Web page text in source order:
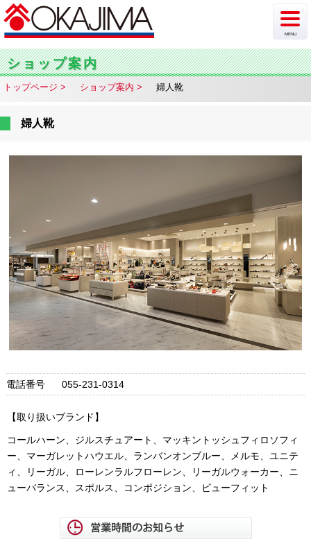
MENU
新着情報
イベント
チラシ・カタログ
ショップ案内
駐車場情報
アクセス
ショップ案内
トップページ ショップ案内 婦人靴
婦人靴
電話番号 055-231-0314
【取り扱いブランド】
コールハーン、ジルスチュアート、マッキントッシュフィロソフィ
ー、マーガレットハウエル、ランバンオンブルー、メルモ、ユニテ
ィ、リーガル、ローレンラルフローレン、リーガルウォーカー、ニ
ューバランス、スポルス、コンポジション、ビューフィット